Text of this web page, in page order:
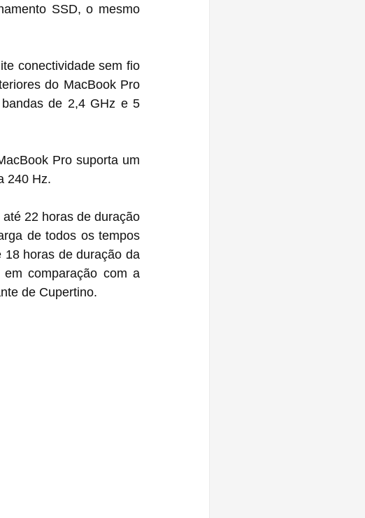
SSD, o mesmo
conectividade sem fio
do MacBook Pro
de 2,4 GHz e 5
Pro suporta um
240 Hz.
22 horas de duração
de todos os tempos
horas de duração da
comparação com a
de Cupertino.